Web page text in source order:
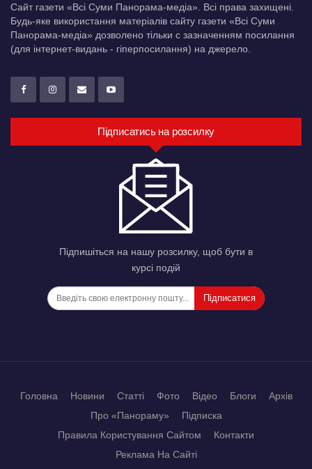
Сайт газети «Всі Суми Панорама-медіа». Всі права захищені.
Будь-яке використання матеріалів сайту газети «Всі Суми
Панорама-медіа» дозволено тільки c зазначенням посилання
(для інтернет-видань - гіперпосилання) на джерело.
Підписатись на розсилку
Підпишіться на нашу розсилку, щоб бути в
курсі подій
Підписатися
Головна Новини Статті Фото Відео Блоги
Архів
Про «Панораму»
Підписка
Правила Користування Сайтом
Контакти
Реклама На Сайті